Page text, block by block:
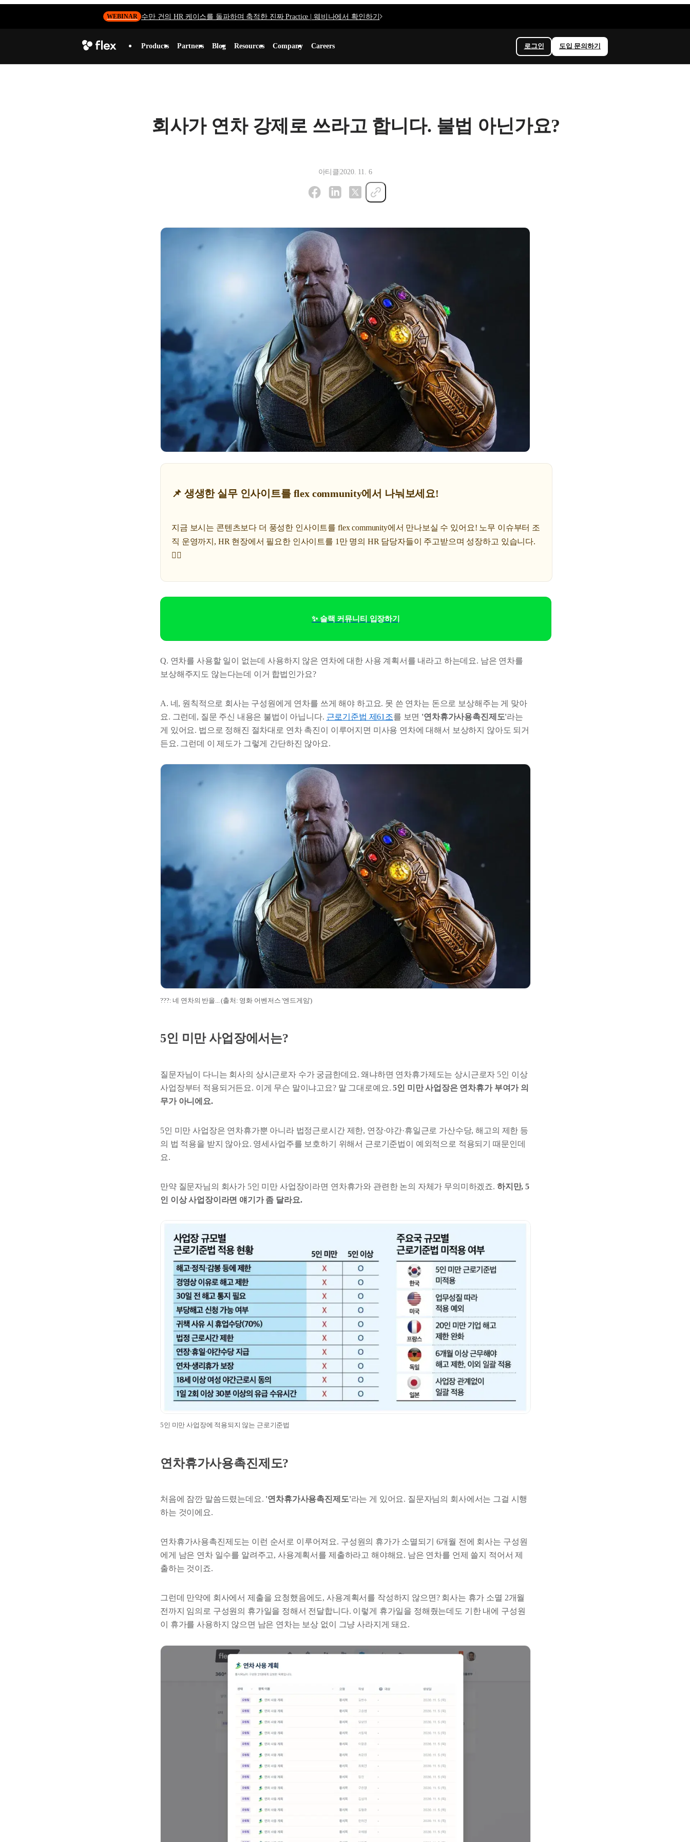
WEBINAR 수만 건의 HR 케이스를 돌파하며 축적한 진짜 Practice | 웨비나에서 확인하기
Products Partners Blog Resources Company Careers 로그인 도입 문의하기
회사가 연차 강제로 쓰라고 합니다. 불법 아닌가요?
아티클2020. 11. 6
📌 생생한 실무 인사이트를 flex community에서 나눠보세요!
지금 보시는 콘텐츠보다 더 풍성한 인사이트를 flex community에서 만나보실 수 있어요! 노무 이슈부터 조
직 운영까지, HR 현장에서 필요한 인사이트를 1만 명의 HR 담당자들이 주고받으며 성장하고 있습니다.
🤹‍♀️
✨ 슬랙 커뮤니티 입장하기
Q. 연차를 사용할 일이 없는데 사용하지 않은 연차에 대한 사용 계획서를 내라고 하는데요. 남은 연차를
보상해주지도 않는다는데 이거 합법인가요?
A. 네, 원칙적으로 회사는 구성원에게 연차를 쓰게 해야 하고요. 못 쓴 연차는 돈으로 보상해주는 게 맞아
요. 그런데, 질문 주신 내용은 불법이 아닙니다. 근로기준법 제61조를 보면 '연차휴가사용촉진제도'라는
게 있어요. 법으로 정해진 절차대로 연차 촉진이 이루어지면 미사용 연차에 대해서 보상하지 않아도 되거
든요. 그런데 이 제도가 그렇게 간단하진 않아요.
???: 네 연차의 반을... (출처: 영화 어벤저스 '엔드게임')
5인 미만 사업장에서는?
질문자님이 다니는 회사의 상시근로자 수가 궁금한데요. 왜냐하면 연차휴가제도는 상시근로자 5인 이상
사업장부터 적용되거든요. 이게 무슨 말이냐고요? 말 그대로예요.5인 미만 사업장은 연차휴가 부여가 의
무가 아니에요.
5인 미만 사업장은 연차휴가뿐 아니라 법정근로시간 제한, 연장·야간·휴일근로 가산수당, 해고의 제한 등
의 법 적용을 받지 않아요. 영세사업주를 보호하기 위해서 근로기준법이 예외적으로 적용되기 때문인데
요.
만약 질문자님의 회사가 5인 미만 사업장이라면 연차휴가와 관련한 논의 자체가 무의미하겠죠. 하지만, 5
인 이상 사업장이라면 얘기가 좀 달라요.
5인 미만 사업장에 적용되지 않는 근로기준법
연차휴가사용촉진제도?
처음에 잠깐 말씀드렸는데요. '연차휴가사용촉진제도'라는 게 있어요. 질문자님의 회사에서는 그걸 시행
하는 것이에요.
연차휴가사용촉진제도는 이런 순서로 이루어져요. 구성원의 휴가가 소멸되기 6개월 전에 회사는 구성원
에게 남은 연차 일수를 알려주고, 사용계획서를 제출하라고 해야해요. 남은 연차를 언제 쓸지 적어서 제
출하는 것이죠.
그런데 만약에 회사에서 제출을 요청했음에도, 사용계획서를 작성하지 않으면? 회사는 휴가 소멸 2개월
전까지 임의로 구성원의 휴가일을 정해서 전달합니다. 이렇게 휴가일을 정해줬는데도 기한 내에 구성원
이 휴가를 사용하지 않으면 남은 연차는 보상 없이 그냥 사라지게 돼요.